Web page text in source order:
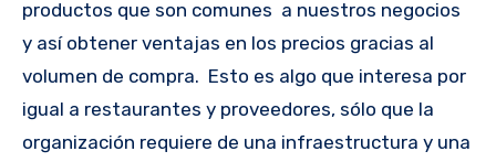
productos que son comunes a nuestros negocios
y así obtener ventajas en los precios gracias al
volumen de compra. Esto es algo que interesa por
igual a restaurantes y proveedores, sólo que la
organización requiere de una infraestructura y una